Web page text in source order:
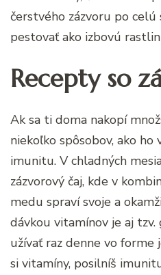
čerstvého zázvoru po celú
pestovať ako izbovú
Recepty so
Ak sa ti doma nakopí
niekoľko spôsobov, ako
imunitu. V chladných
zázvorový čaj, kde v
medu spraví svoje a
dávkou vitamínov je aj tzv.
užívať raz denne vo forme
si vitamíny, posilníš